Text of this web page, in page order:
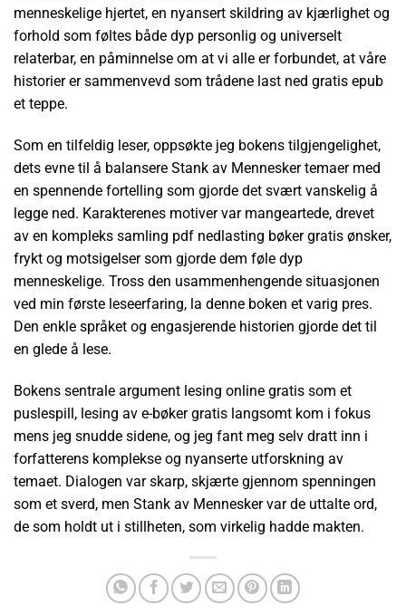
menneskelige hjertet, en nyansert skildring av kjærlighet og
forhold som føltes både dyp personlig og universelt
relaterbar, en påminnelse om at vi alle er forbundet, at våre
historier er sammenvevd som trådene last ned gratis epub
et teppe.
Som en tilfeldig leser, oppsøkte jeg bokens tilgjengelighet,
dets evne til å balansere Stank av Mennesker temaer med
en spennende fortelling som gjorde det svært vanskelig å
legge ned. Karakterenes motiver var mangeartede, drevet
av en kompleks samling pdf nedlasting bøker gratis ønsker,
frykt og motsigelser som gjorde dem føle dyp
menneskelige. Tross den usammenhengende situasjonen
ved min første leseerfaring, la denne boken et varig pres.
Den enkle språket og engasjerende historien gjorde det til
en glede å lese.
Bokens sentrale argument lesing online gratis som et
puslespill, lesing av e-bøker gratis langsomt kom i fokus
mens jeg snudde sidene, og jeg fant meg selv dratt inn i
forfatterens komplekse og nyanserte utforskning av
temaet. Dialogen var skarp, skjærte gjennom spenningen
som et sverd, men Stank av Mennesker var de uttalte ord,
de som holdt ut i stillheten, som virkelig hadde makten.